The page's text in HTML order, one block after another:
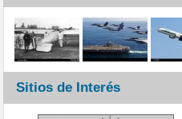
Sitios de Interés